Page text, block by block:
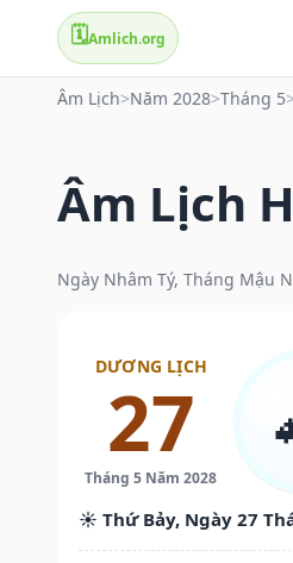
🗓️Amlich.org
Âm Lịch>Năm 2028>Tháng 5>
Âm Lịch
Ngày Nhâm Tý, Tháng Mậu
DƯƠNG LỊCH
27
Tháng 5 Năm 2028
☀️ Thứ Bảy, Ngày 27